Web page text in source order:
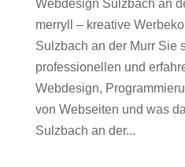
Webdesign Sulzbach an
merryll – kreative
Sulzbach an der Murr Sie
professionellen und
Webdesign,
von Webseiten und was
Sulzbach an der...